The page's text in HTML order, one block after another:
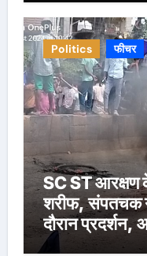
Politics फीचर
SC ST आरक्षण
शरीफ, संपतचक
दौरान